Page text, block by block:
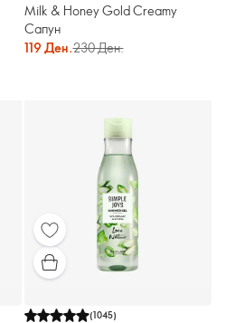
Milk & Honey Gold Creamy
Сапун
119 Ден.230 Ден.
(1045)